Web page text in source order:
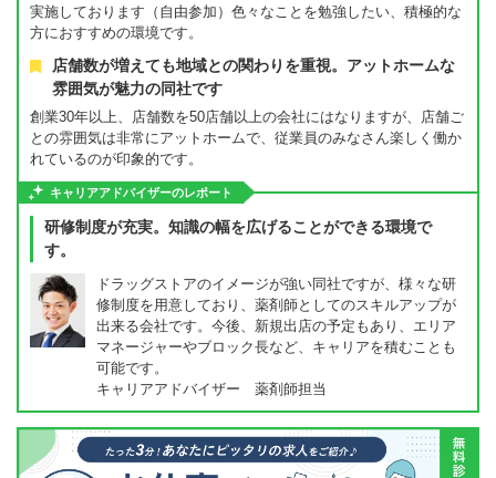
実施しております（自由参加）色々なことを勉強したい、積極的な
方におすすめの環境です。
店舗数が増えても地域との関わりを重視。アットホームな
雰囲気が魅力の同社です
創業30年以上、店舗数を50店舗以上の会社にはなりますが、店舗ご
との雰囲気は非常にアットホームで、従業員のみなさん楽しく働か
れているのが印象的です。
キャリアアドバイザーのレポート
研修制度が充実。知識の幅を広げることができる環境で
す。
ドラッグストアのイメージが強い同社ですが、様々な研
修制度を用意しており、薬剤師としてのスキルアップが
出来る会社です。今後、新規出店の予定もあり、エリア
マネージャーやブロック長など、キャリアを積むことも
可能です。
キャリアアドバイザー 薬剤師担当